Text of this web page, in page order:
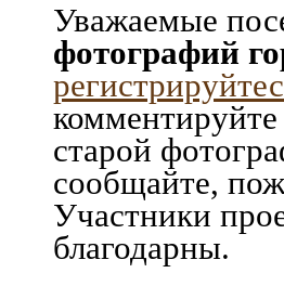
Уважаемые
фотографий
старой
сообщайте,
Участники
благодарны.